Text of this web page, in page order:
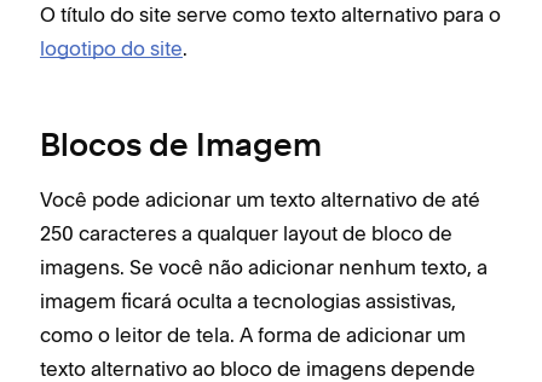
O título do site serve como texto alternativo para o
logotipo do site.
Blocos de Imagem
Você pode adicionar um texto alternativo de até
250 caracteres a qualquer layout de bloco de
imagens. Se você não adicionar nenhum texto, a
imagem ficará oculta a tecnologias assistivas,
como o leitor de tela. A forma de adicionar um
texto alternativo ao bloco de imagens depende